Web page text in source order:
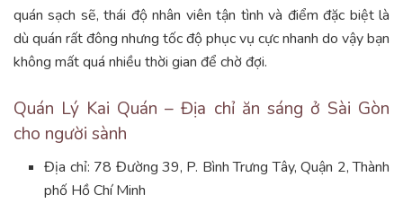
quán sạch sẽ, thái độ nhân viên tận tình và điểm đặc biệt là
dù quán rất đông nhưng tốc độ phục vụ cực nhanh do vậy bạn
không mất quá nhiều thời gian để chờ đợi.
Quán Lý Kai Quán – Địa chỉ ăn sáng ở Sài Gòn
cho người sành
Địa chỉ: 78 Đường 39, P. Bình Trưng Tây, Quận 2, Thành
phố Hồ Chí Minh